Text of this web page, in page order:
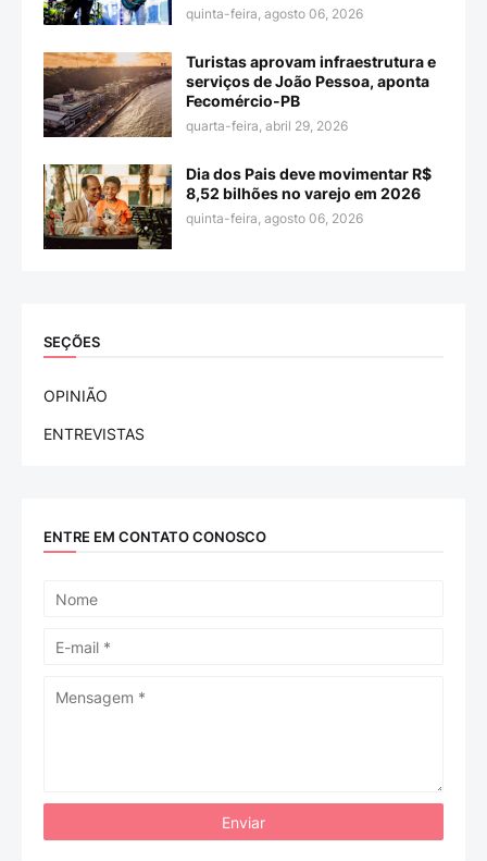
quinta-feira, agosto 06, 2026
Turistas aprovam infraestrutura e
serviços de João Pessoa, aponta
Fecomércio-PB
quarta-feira, abril 29, 2026
Dia dos Pais deve movimentar R$
8,52 bilhões no varejo em 2026
quinta-feira, agosto 06, 2026
SEÇÕES
OPINIÃO
ENTREVISTAS
ENTRE EM CONTATO CONOSCO